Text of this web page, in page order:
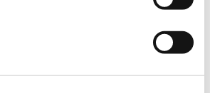
procuram jovens voluntários